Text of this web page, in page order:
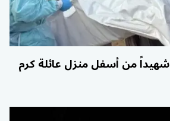
انتشال جثامين 19 شهيداً من أسفل منزل عائلة كرم